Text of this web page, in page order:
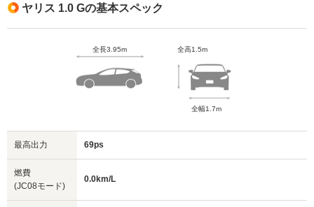
ヤリス 1.0 Gの基本スペック
全長3.95m 全高1.5m
全幅1.7m
最高出力 69ps
燃費
(JC08モード)
0.0km/L